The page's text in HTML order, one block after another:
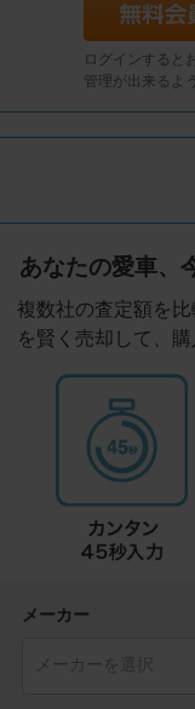
ログインすると
管理が出来るよ
あなたの愛車、
複数社の査定額を
を賢く売却して、
メーカー